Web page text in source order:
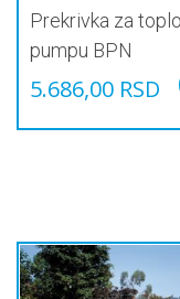
Prekrivka za
pumpu BPN
5.686,00 RSD